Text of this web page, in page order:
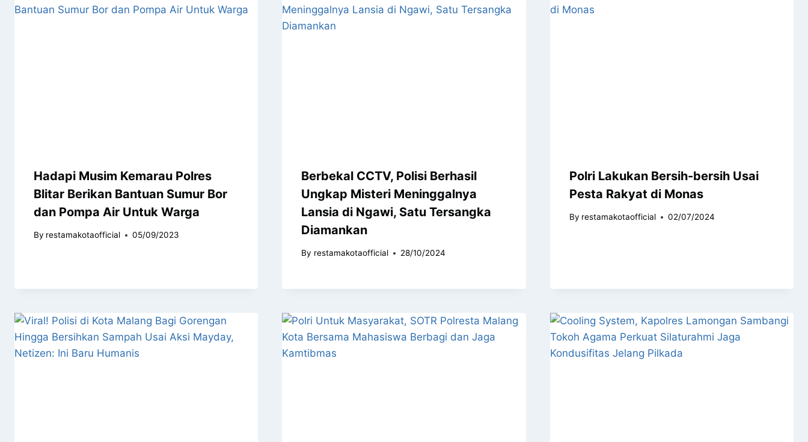
Hadapi Musim Kemarau Polres
Blitar Berikan Bantuan Sumur Bor
dan Pompa Air Untuk Warga
By restamakotaofficial 05/09/2023
Berbekal CCTV, Polisi Berhasil
Ungkap Misteri Meninggalnya
Lansia di Ngawi, Satu Tersangka
Diamankan
By restamakotaofficial 28/10/2024
Polri Lakukan Bersih-bersih Usai
Pesta Rakyat di Monas
By restamakotaofficial 02/07/2024